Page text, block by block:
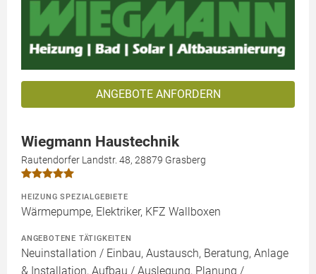
ANGEBOTE ANFORDERN
Wiegmann Haustechnik
Rautendorfer Landstr. 48, 28879 Grasberg
HEIZUNG SPEZIALGEBIETE
Wärmepumpe, Elektriker, KFZ Wallboxen
ANGEBOTENE TÄTIGKEITEN
Neuinstallation / Einbau, Austausch, Beratung, Anlage
& Installation, Aufbau / Auslegung, Planung /